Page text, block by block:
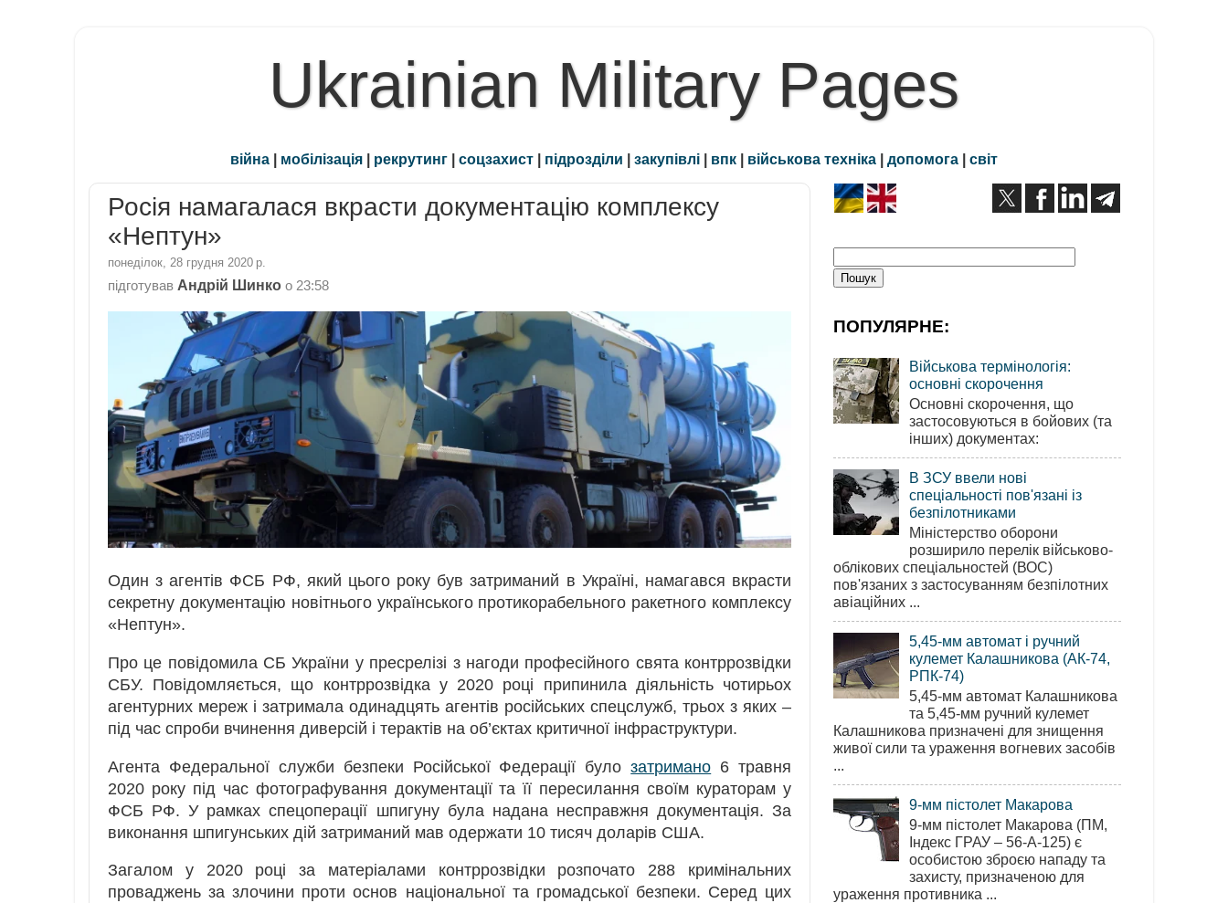
Ukrainian Military Pages
війна | мобілізація | рекрутинг | соцзахист | підрозділи | закупівлі | впк | військова техніка | допомога | світ
Росія намагалася вкрасти документацію комплексу
«Нептун»
понеділок, 28 грудня 2020 р.
підготував Андрій Шинко о 23:58
Один з агентів ФСБ РФ, який цього року був затриманий в Україні, намагався вкрасти
секретну документацію новітнього українського протикорабельного ракетного комплексу
«Нептун».
Про це повідомила СБ України у пресрелізі з нагоди професійного свята контррозвідки
СБУ. Повідомляється, що контррозвідка у 2020 році припинила діяльність чотирьох
агентурних мереж і затримала одинадцять агентів російських спецслужб, трьох з яких –
під час спроби вчинення диверсій і терактів на об’єктах критичної інфраструктури.
Агента Федеральної служби безпеки Російської Федерації булозатримано 6 травня
2020 року під час фотографування документації та її пересилання своїм кураторам у
ФСБ РФ. У рамках спецоперації шпигуну була надана несправжня документація. За
виконання шпигунських дій затриманий мав одержати 10 тисяч доларів США.
Загалом у 2020 році за матеріалами контррозвідки розпочато 288 кримінальних
проваджень за злочини проти основ національної та громадської безпеки. Серед цих
ПОПУЛЯРНЕ:
Військова термінологія:
основні скорочення
Основні скорочення, що
застосовуються в бойових (та
інших) документах:
В ЗСУ ввели нові
спеціальності пов'язані із
безпілотниками
Міністерство оборони
розширило перелік військово-
облікових спеціальностей (ВОС)
пов'язаних з застосуванням безпілотних
авіаційних ...
5,45-мм автомат і ручний
кулемет Калашникова (АК-74,
РПК-74)
5,45-мм автомат Калашникова
та 5,45-мм ручний кулемет
Калашникова призначені для знищення
живої сили та ураження вогневих засобів
...
9-мм пістолет Макарова
9-мм пістолет Макарова (ПМ,
Індекс ГРАУ – 56-А-125) є
особистою зброєю нападу та
захисту, призначеною для
ураження противника ...